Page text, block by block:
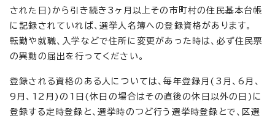
された日)から引き続き3ヶ月以上その市町村の住民基本台帳
に記録されていれば、選挙人名簿への登録資格があります。
転勤や就職、入学などで住所に変更があった時は、必ず住民票
の異動の届出を行ってください。
登録される資格のある人については、毎年登録月(3月、6月、
9月、12月)の1日(休日の場合はその直後の休日以外の日)に
登録する定時登録と、選挙時のつど行う選挙時登録とで、区選